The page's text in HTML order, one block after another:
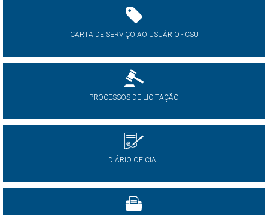
CARTA DE SERVIÇO AO USUÁRIO - CSU
PROCESSOS DE LICITAÇÃO
DIÁRIO OFICIAL